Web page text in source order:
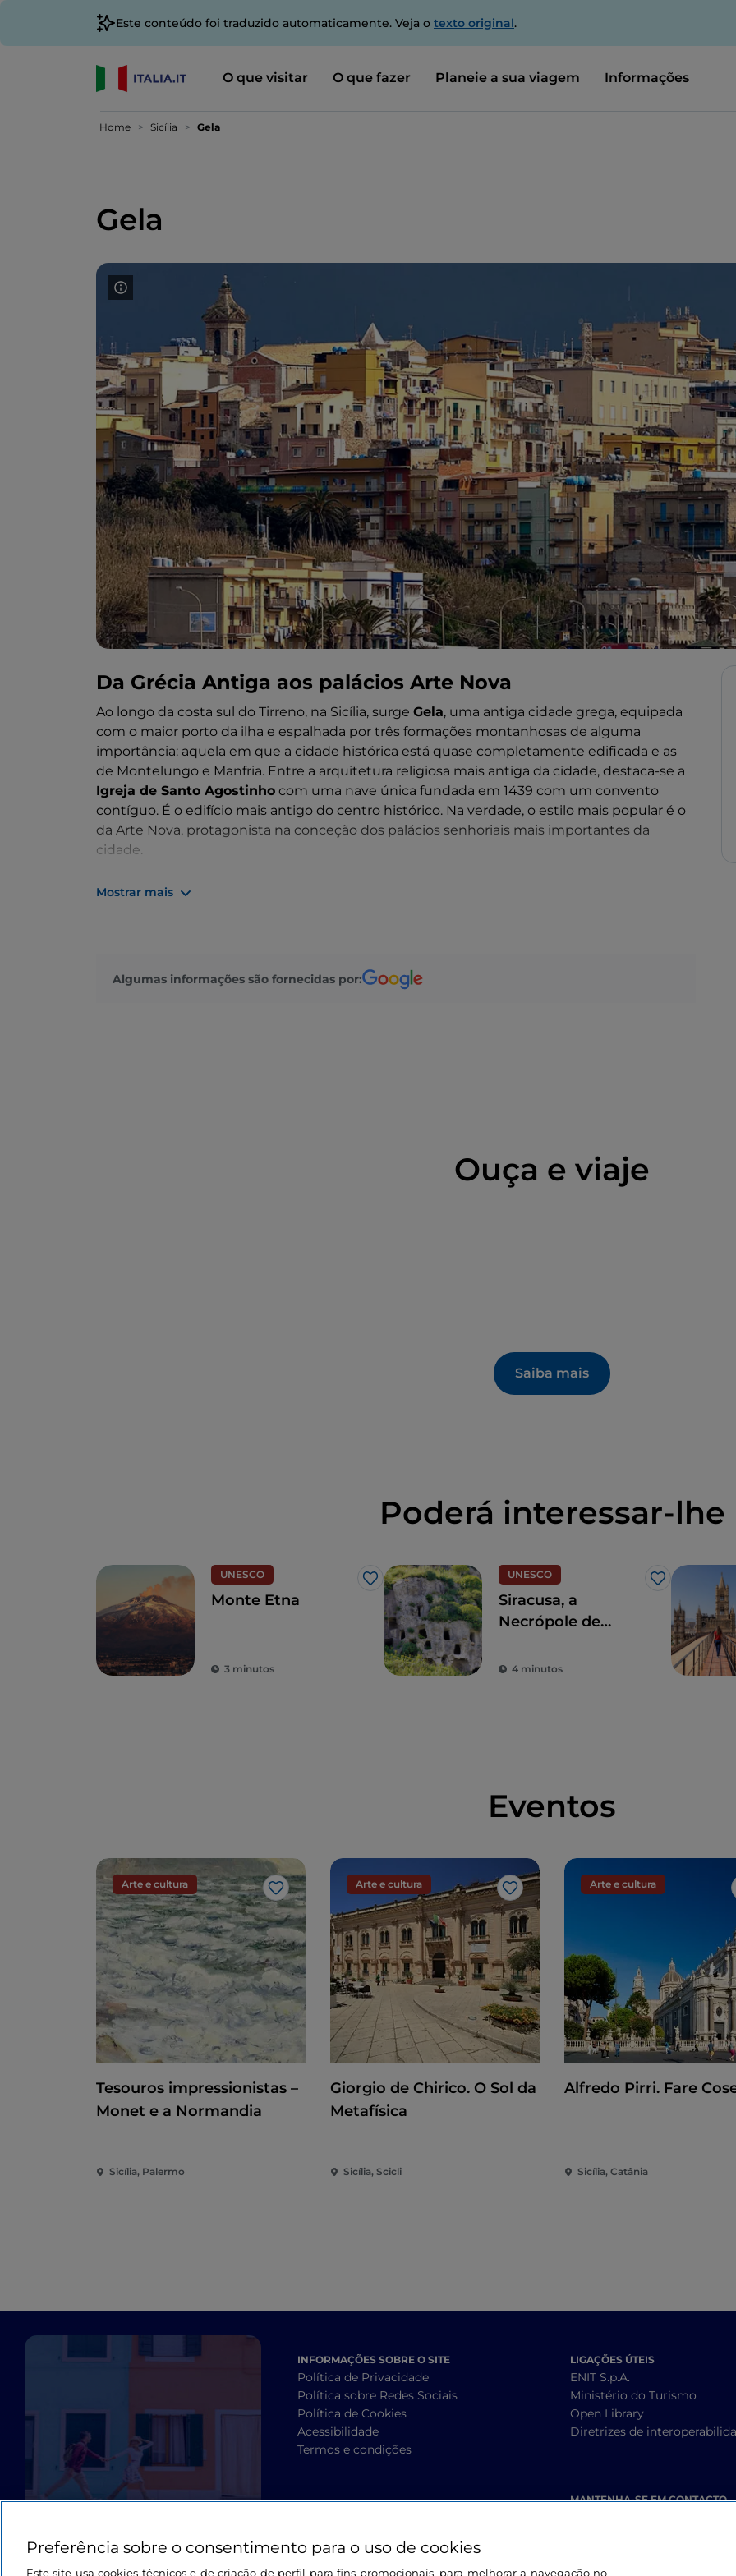
Este conteúdo foi traduzido automaticamente. Veja o texto original.
O que visitar O que fazer Planeie a sua viagem Informações
Home Sicília Gela
Gela
Da Grécia Antiga aos palácios Arte Nova
Ao longo da costa sul do Tirreno, na Sicília, surge Gela, uma antiga cidade grega, equipada
com o maior porto da ilha e espalhada por três formações montanhosas de alguma
importância: aquela em que a cidade histórica está quase completamente edificada e as
de Montelungo e Manfria. Entre a arquitetura religiosa mais antiga da cidade, destaca-se a
Igreja de Santo Agostinho com uma nave única fundada em 1439 com um convento
contíguo. É o edifício mais antigo do centro histórico. Na verdade, o estilo mais popular é o
da Arte Nova, protagonista na conceção dos palácios senhoriais mais importantes da
cidade.
que podem ser visitadas atualmente sãoCapo Soprano
preservado da arquitetura militar grega no mundo, a
Mostrar mais
Algumas informações são fornecidas por:
Ouça e viaje
Saiba mais
Poderá interessar-lhe
UNESCO
Gosto
Monte Etna
3 minutos
UNESCO
Gosto
Siracusa, a
Necrópole de
Património
4 minutos
Eventos
Arte e cultura
Gosto
Tesouros impressionistas –
Monet e a Normandia
Sicília, Palermo
Arte e cultura
Gosto
Giorgio de Chirico. O Sol da
Metafísica
Sicília, Scicli
Arte e cultura
Alfredo Pirri. Fare
Sicília, Catânia
INFORMAÇÕES SOBRE O SITE
Política de Privacidade
Política sobre Redes Sociais
Política de Cookies
Acessibilidade
Termos e condições
LIGAÇÕES ÚTEIS
ENIT S.p.A.
Ministério do Turismo
Open Library
Diretrizes de
MANTENHA-SE EM CONTACTO
Preferência sobre o consentimento para o uso de cookies
Este site usa cookies técnicos e de criação de perfil para fins promocionais, para melhorar a navegação no